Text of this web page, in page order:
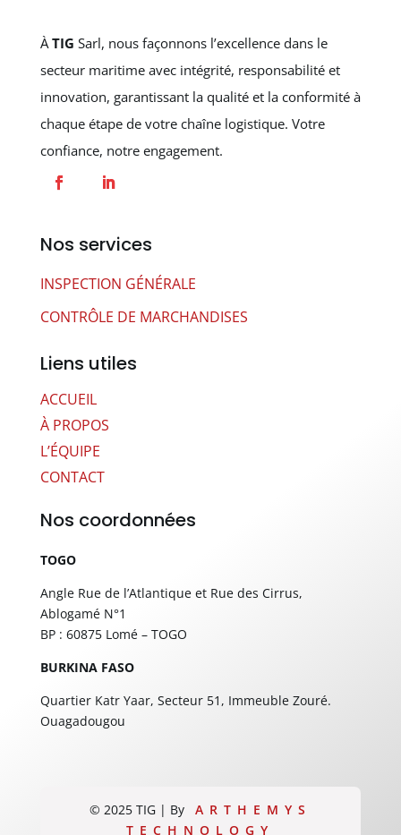
À TIG Sarl, nous façonnons l’excellence dans le
secteur maritime avec intégrité, responsabilité et
innovation, garantissant la qualité et la conformité à
chaque étape de votre chaîne logistique. Votre
confiance, notre engagement.
Nos services
INSPECTION GÉNÉRALE
CONTRÔLE DE MARCHANDISES
Liens utiles
ACCUEIL
À PROPOS
L’ÉQUIPE
CONTACT
Nos coordonnées
TOGO
Angle Rue de l’Atlantique et Rue des Cirrus,
Ablogamé N°1
BP : 60875 Lomé – TOGO
BURKINA FASO
Quartier Katr Yaar, Secteur 51, Immeuble Zouré.
Ouagadougou
© 2025 TIG | By ARTHEMYS
TECHNOLOGY